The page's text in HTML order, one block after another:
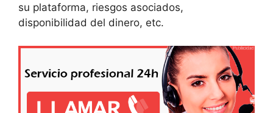
su plataforma, riesgos asociados,
disponibilidad del dinero, etc.